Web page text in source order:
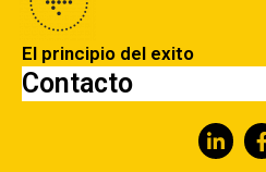
El principio del exito
Contacto